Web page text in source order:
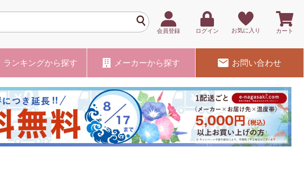
会員登録 ログイン お気に入り カート
ランキングから探す メーカーから探す お問い合わせ